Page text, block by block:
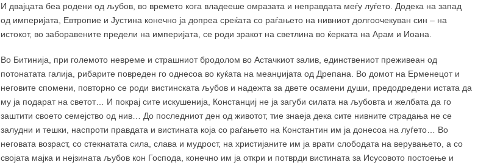
И двајцата беа родени од љубов, во времето кога владееше омразата и неправдата меѓу луѓето. Додека на запад
од империјата, Евтропие и Јустина конечно ја допреа среќата со раѓањето на нивниот долгоочекуван син – на
истокот, во заборавените предели на империјата, се роди зракот на светлина во ќерката на Арам и Иоана.
Во Битинија, при големото невреме и страшниот бродолом во Астачкиот залив, единствениот преживеан од
потонатата галија, рибарите повреден го однесоа во куќата на меанџијата од Дрепана. Во домот на Ерменецот и
неговите спомени, повторно се роди вистинската љубов и надежта за двете осамени души, предодредени истата да
му ја подарат на светот… И покрај сите искушенија, Констанциј не ја загуби силата на љубовта и желбата да го
заштити своето семејство од нив… До последниот ден од животот, тие знаеја дека сите нивните страдања не се
залудни и тешки, наспроти правдата и вистината која со раѓањето на Константин им ја донесоа на луѓето… Во
неговата возраст, со стекнатата сила, слава и мудрост, на христијаните им ја врати слободата на верувањето, а со
својата мајка и нејзината љубов кон Господа, конечно им ја откри и потврди вистината за Исусовото постоење и